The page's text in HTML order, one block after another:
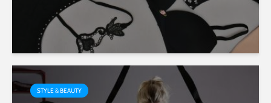
STYLE & BEAUTY